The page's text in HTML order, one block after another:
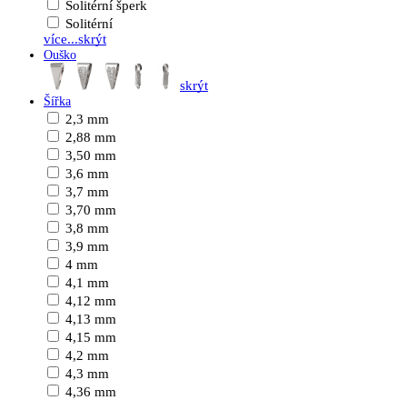
Solitérní šperk
Solitérní
více...skrýt
Ouško
skrýt
Šířka
2,3 mm
2,88 mm
3,50 mm
3,6 mm
3,7 mm
3,70 mm
3,8 mm
3,9 mm
4 mm
4,1 mm
4,12 mm
4,13 mm
4,15 mm
4,2 mm
4,3 mm
4,36 mm